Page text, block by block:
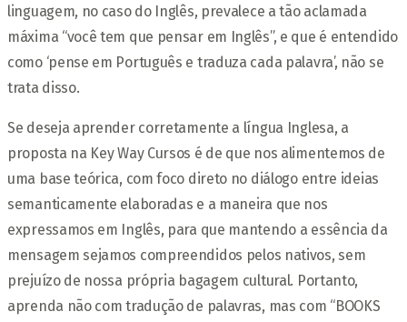
linguagem, no caso do Inglês, prevalece a tão aclamada
máxima “você tem que pensar em Inglês”, e que é entendido
como ‘pense em Português e traduza cada palavra’, não se
trata disso.
Se deseja aprender corretamente a língua Inglesa, a
proposta na Key Way Cursos é de que nos alimentemos de
uma base teórica, com foco direto no diálogo entre ideias
semanticamente elaboradas e a maneira que nos
expressamos em Inglês, para que mantendo a essência da
mensagem sejamos compreendidos pelos nativos, sem
prejuízo de nossa própria bagagem cultural. Portanto,
aprenda não com tradução de palavras, mas com “BOOKS